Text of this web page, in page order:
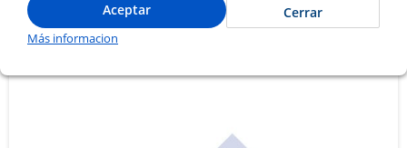
Aceptar Cerrar
Más informacion